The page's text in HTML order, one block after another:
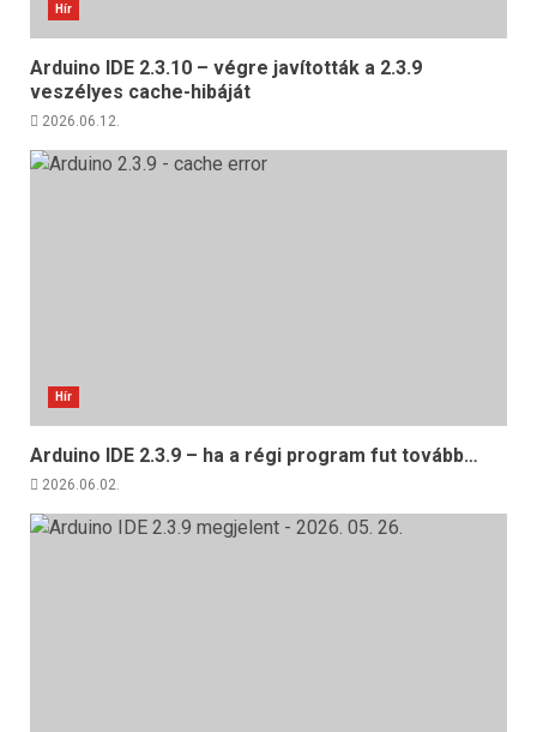
Hír
Arduino IDE 2.3.10 – végre javították a 2.3.9
veszélyes cache-hibáját
2026.06.12.
Hír
Arduino IDE 2.3.9 – ha a régi program fut tovább…
2026.06.02.